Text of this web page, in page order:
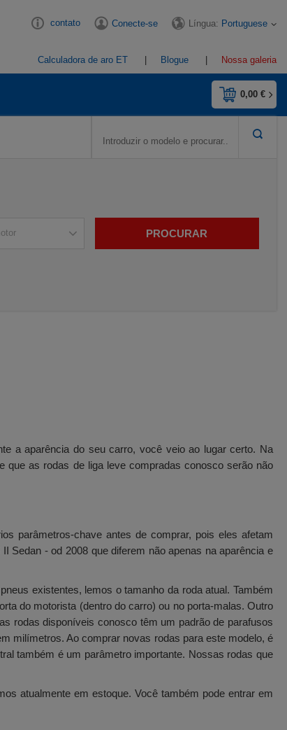
contato Conecte-se Língua: Portuguese
Calculadora de aro ET Blogue Nossa galeria
0,00 €
PROCURAR
a aparência do seu carro, você veio ao lugar certo. Na
que as rodas de liga leve compradas conosco serão não
parâmetros-chave antes de comprar, pois eles afetam
Sedan - od 2008 que diferem não apenas na aparência e
existentes, lemos o tamanho da roda atual. Também
do motorista (dentro do carro) ou no porta-malas. Outro
rodas disponíveis conosco têm um padrão de parafusos
milímetros. Ao comprar novas rodas para este modelo, é
também é um parâmetro importante. Nossas rodas que
atualmente em estoque. Você também pode entrar em